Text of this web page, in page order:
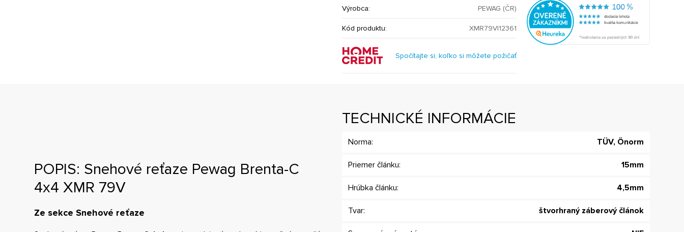
Výrobca: PEWAG (ČR)
Kód produktu: XMR79V|12361
Spočítajte si, koľko si môžete požičať
POPIS: Snehové reťaze Pewag Brenta-C
4x4 XMR 79V
Ze sekce Snehové reťaze
TECHNICKÉ INFORMÁCIE
Norma: TÜV, Önorm
Priemer článku: 15mm
Hrúbka článku: 4,5mm
Tvar: štvorhraný záberový článok